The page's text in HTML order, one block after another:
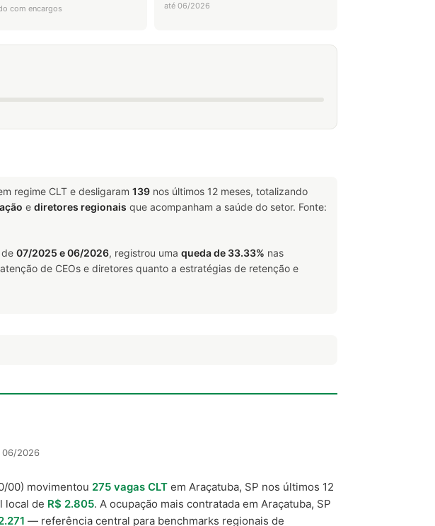
com encargos até 06/2026
regime CLT e desligaram 139 nos últimos 12 meses, totalizando
e diretores regionais que acompanham a saúde do setor. Fonte:
07/2025 e 06/2026, registrou uma queda de 33.33% nas
de CEOs e diretores quanto a estratégias de retenção e
06/2026
00) movimentou 275 vagas CLT em Araçatuba, SP nos últimos 12
local de R$ 2.805. A ocupação mais contratada em Araçatuba, SP
— referência central para benchmarks regionais de